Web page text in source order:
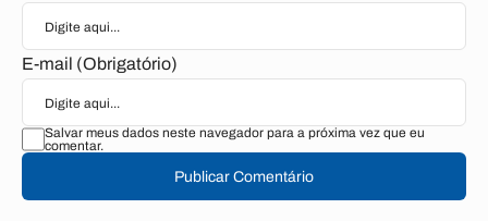
E-mail (Obrigatório)
Salvar meus dados neste navegador para a próxima vez que eu
comentar.
Publicar Comentário